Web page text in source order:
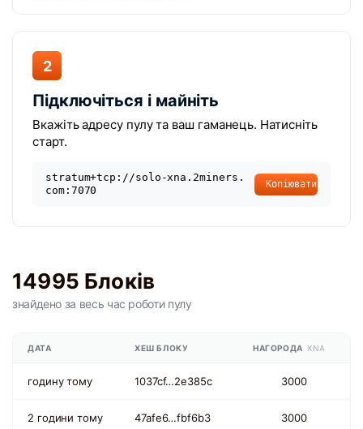
2
Підключіться і майніть
Вкажіть адресу пулу та ваш гаманець. Натисніть
старт.
stratum+tcp://solo-xna.2miners.
com:7070
Копіювати
14995 Блоків
знайдено за весь час роботи пулу
ДАТА ХЕШ БЛОКУ НАГОРОДА XNA
годину тому 1037cf…2e385c 3000
2 години тому 47afe6…fbf6b3 3000